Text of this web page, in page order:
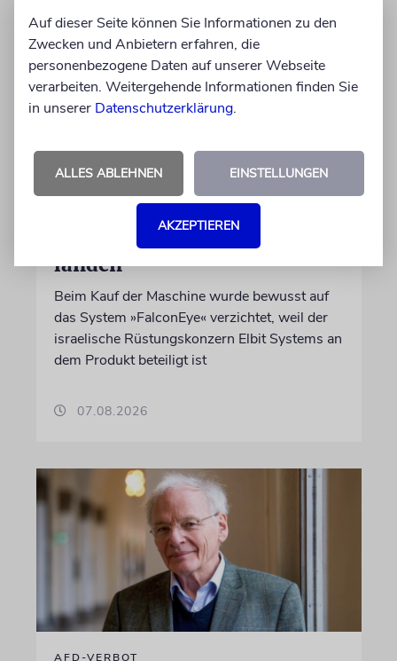
Wegen Israel-Boykott:
Irisches Regierungsflugzeug
kann nicht mehr im Nebel
landen
Beim Kauf der Maschine wurde bewusst auf
das System »FalconEye« verzichtet, weil der
israelische Rüstungskonzern Elbit Systems an
dem Produkt beteiligt ist
07.08.2026
AFD-VERBOT
Auf dieser Seite können Sie Informationen zu den
Zwecken und Anbietern erfahren, die
personenbezogene Daten auf unserer Webseite
verarbeiten. Weitergehende Informationen finden Sie
in unserer Datenschutzerklärung.
ALLES ABLEHNEN EINSTELLUNGEN
AKZEPTIEREN